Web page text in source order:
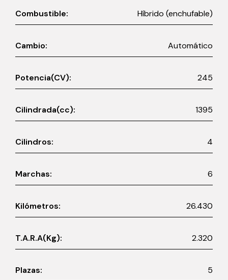
Combustible: Híbrido (enchufable)
Cambio: Automático
Potencia(CV): 245
Cilindrada(cc): 1395
Cilindros: 4
Marchas: 6
Kilómetros: 26.430
T.A.R.A(Kg): 2.320
Plazas: 5